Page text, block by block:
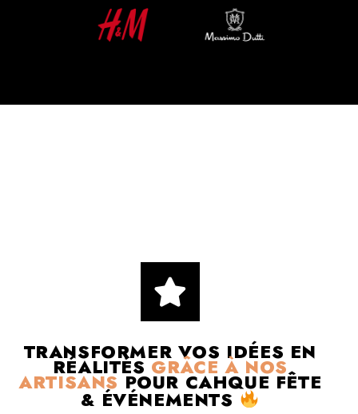
TRANSFORMER VOS IDÉES EN
RÉALITÉS GRÂCE À NOS
ARTISANS POUR CAHQUE FÊTE
& ÉVÉNEMENTS